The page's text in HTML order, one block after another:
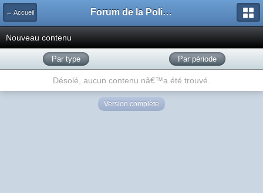
← Accueil Forum de la Police Municipale
Nouveau contenu
Par type Par période
Désolé, aucun contenu nâ€™a été trouvé.
Version complète